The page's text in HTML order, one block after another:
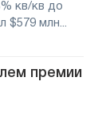
кв/кв до
$579 млн...
премии